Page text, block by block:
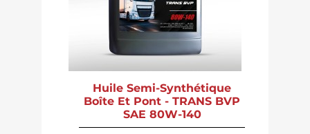
Huile Semi-Synthétique
Boîte Et Pont - TRANS BVP
SAE 80W-140